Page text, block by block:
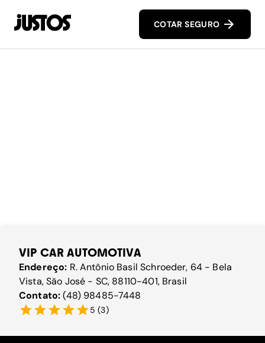
COTAR SEGURO
VIP CAR AUTOMOTIVA
Endereço: R. Antônio Basil Schroeder, 64 - Bela
Vista, São José - SC, 88110-401, Brasil
Contato:(48) 98485-7448
5 (3)